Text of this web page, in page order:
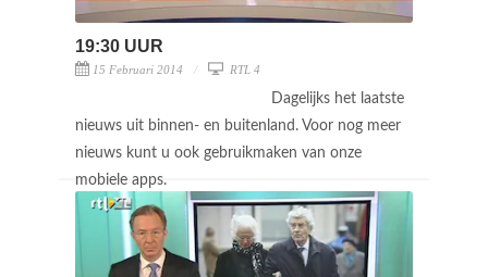
19:30 UUR
15 Februari 2014 RTL 4
Dagelijks het laatste
nieuws uit binnen- en buitenland. Voor nog meer
nieuws kunt u ook gebruikmaken van onze
mobiele apps.